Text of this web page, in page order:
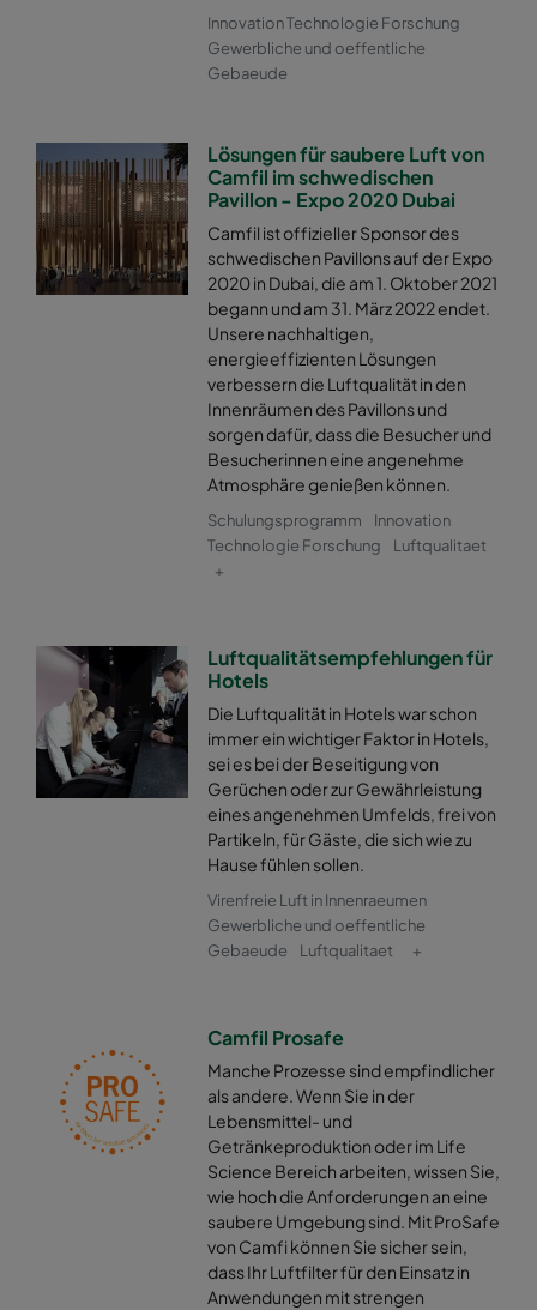
Innovation Technologie Forschung
Gewerbliche und oeffentliche
Gebaeude
Lösungen für saubere Luft von
Camfil im schwedischen
Pavillon - Expo 2020 Dubai
Camfil ist offizieller Sponsor des
schwedischen Pavillons auf der Expo
2020 in Dubai, die am 1. Oktober 2021
begann und am 31. März 2022 endet.
Unsere nachhaltigen,
energieeffizienten Lösungen
verbessern die Luftqualität in den
Innenräumen des Pavillons und
sorgen dafür, dass die Besucher und
Besucherinnen eine angenehme
Atmosphäre genießen können.
Schulungsprogramm
Innovation
Technologie Forschung
Luftqualitaet
+
Luftqualitätsempfehlungen für
Hotels
Die Luftqualität in Hotels war schon
immer ein wichtiger Faktor in Hotels,
sei es bei der Beseitigung von
Gerüchen oder zur Gewährleistung
eines angenehmen Umfelds, frei von
Partikeln, für Gäste, die sich wie zu
Hause fühlen sollen.
Virenfreie Luft in Innenraeumen
Gewerbliche und oeffentliche
Gebaeude
Luftqualitaet +
Camfil Prosafe
Manche Prozesse sind empfindlicher
als andere. Wenn Sie in der
Lebensmittel- und
Getränkeproduktion oder im Life
Science Bereich arbeiten, wissen Sie,
wie hoch die Anforderungen an eine
saubere Umgebung sind. Mit ProSafe
von Camfi können Sie sicher sein,
dass Ihr Luftfilter für den Einsatz in
Anwendungen mit strengen